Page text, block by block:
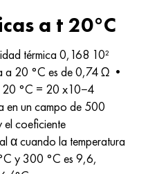
a t 20°C
térmica 0,168 10²
a 20 °C es de 0,74 Ω •
20 °C = 20 x10−4
en un campo de 500
coeficiente
α cuando la temperatura
y 300 °C es 9,6,